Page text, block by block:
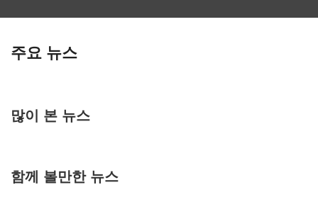
주요 뉴스
많이 본 뉴스
함께 볼만한 뉴스